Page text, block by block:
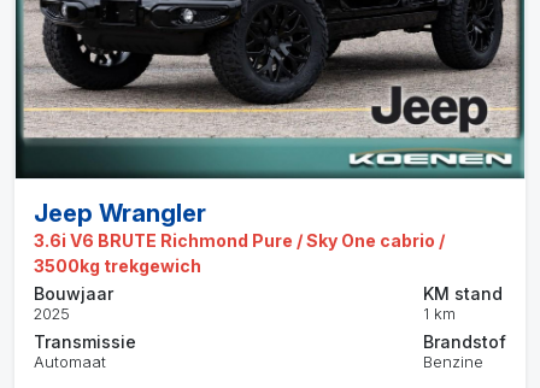
Jeep Wrangler
3.6i V6 BRUTE Richmond Pure / Sky One cabrio /
3500kg trekgewich
Bouwjaar
2025
Transmissie
Automaat
KM stand
1 km
Brandstof
Benzine